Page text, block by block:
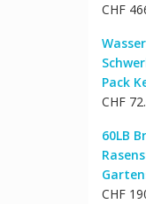
CHF
Pack
CHF
60LB
CHF